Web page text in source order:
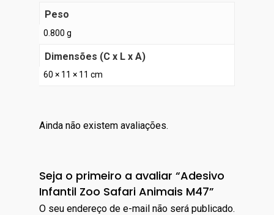
Peso
0.800 g
Dimensões (C x L x A)
60 × 11 × 11 cm
Ainda não existem avaliações.
Seja o primeiro a avaliar “Adesivo
Infantil Zoo Safari Animais M47”
O seu endereço de e-mail não será publicado.